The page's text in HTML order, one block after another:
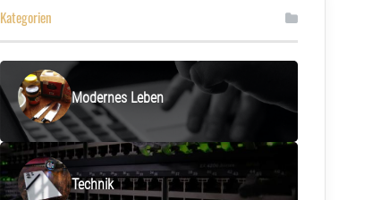
Kategorien
Modernes Leben
Technik